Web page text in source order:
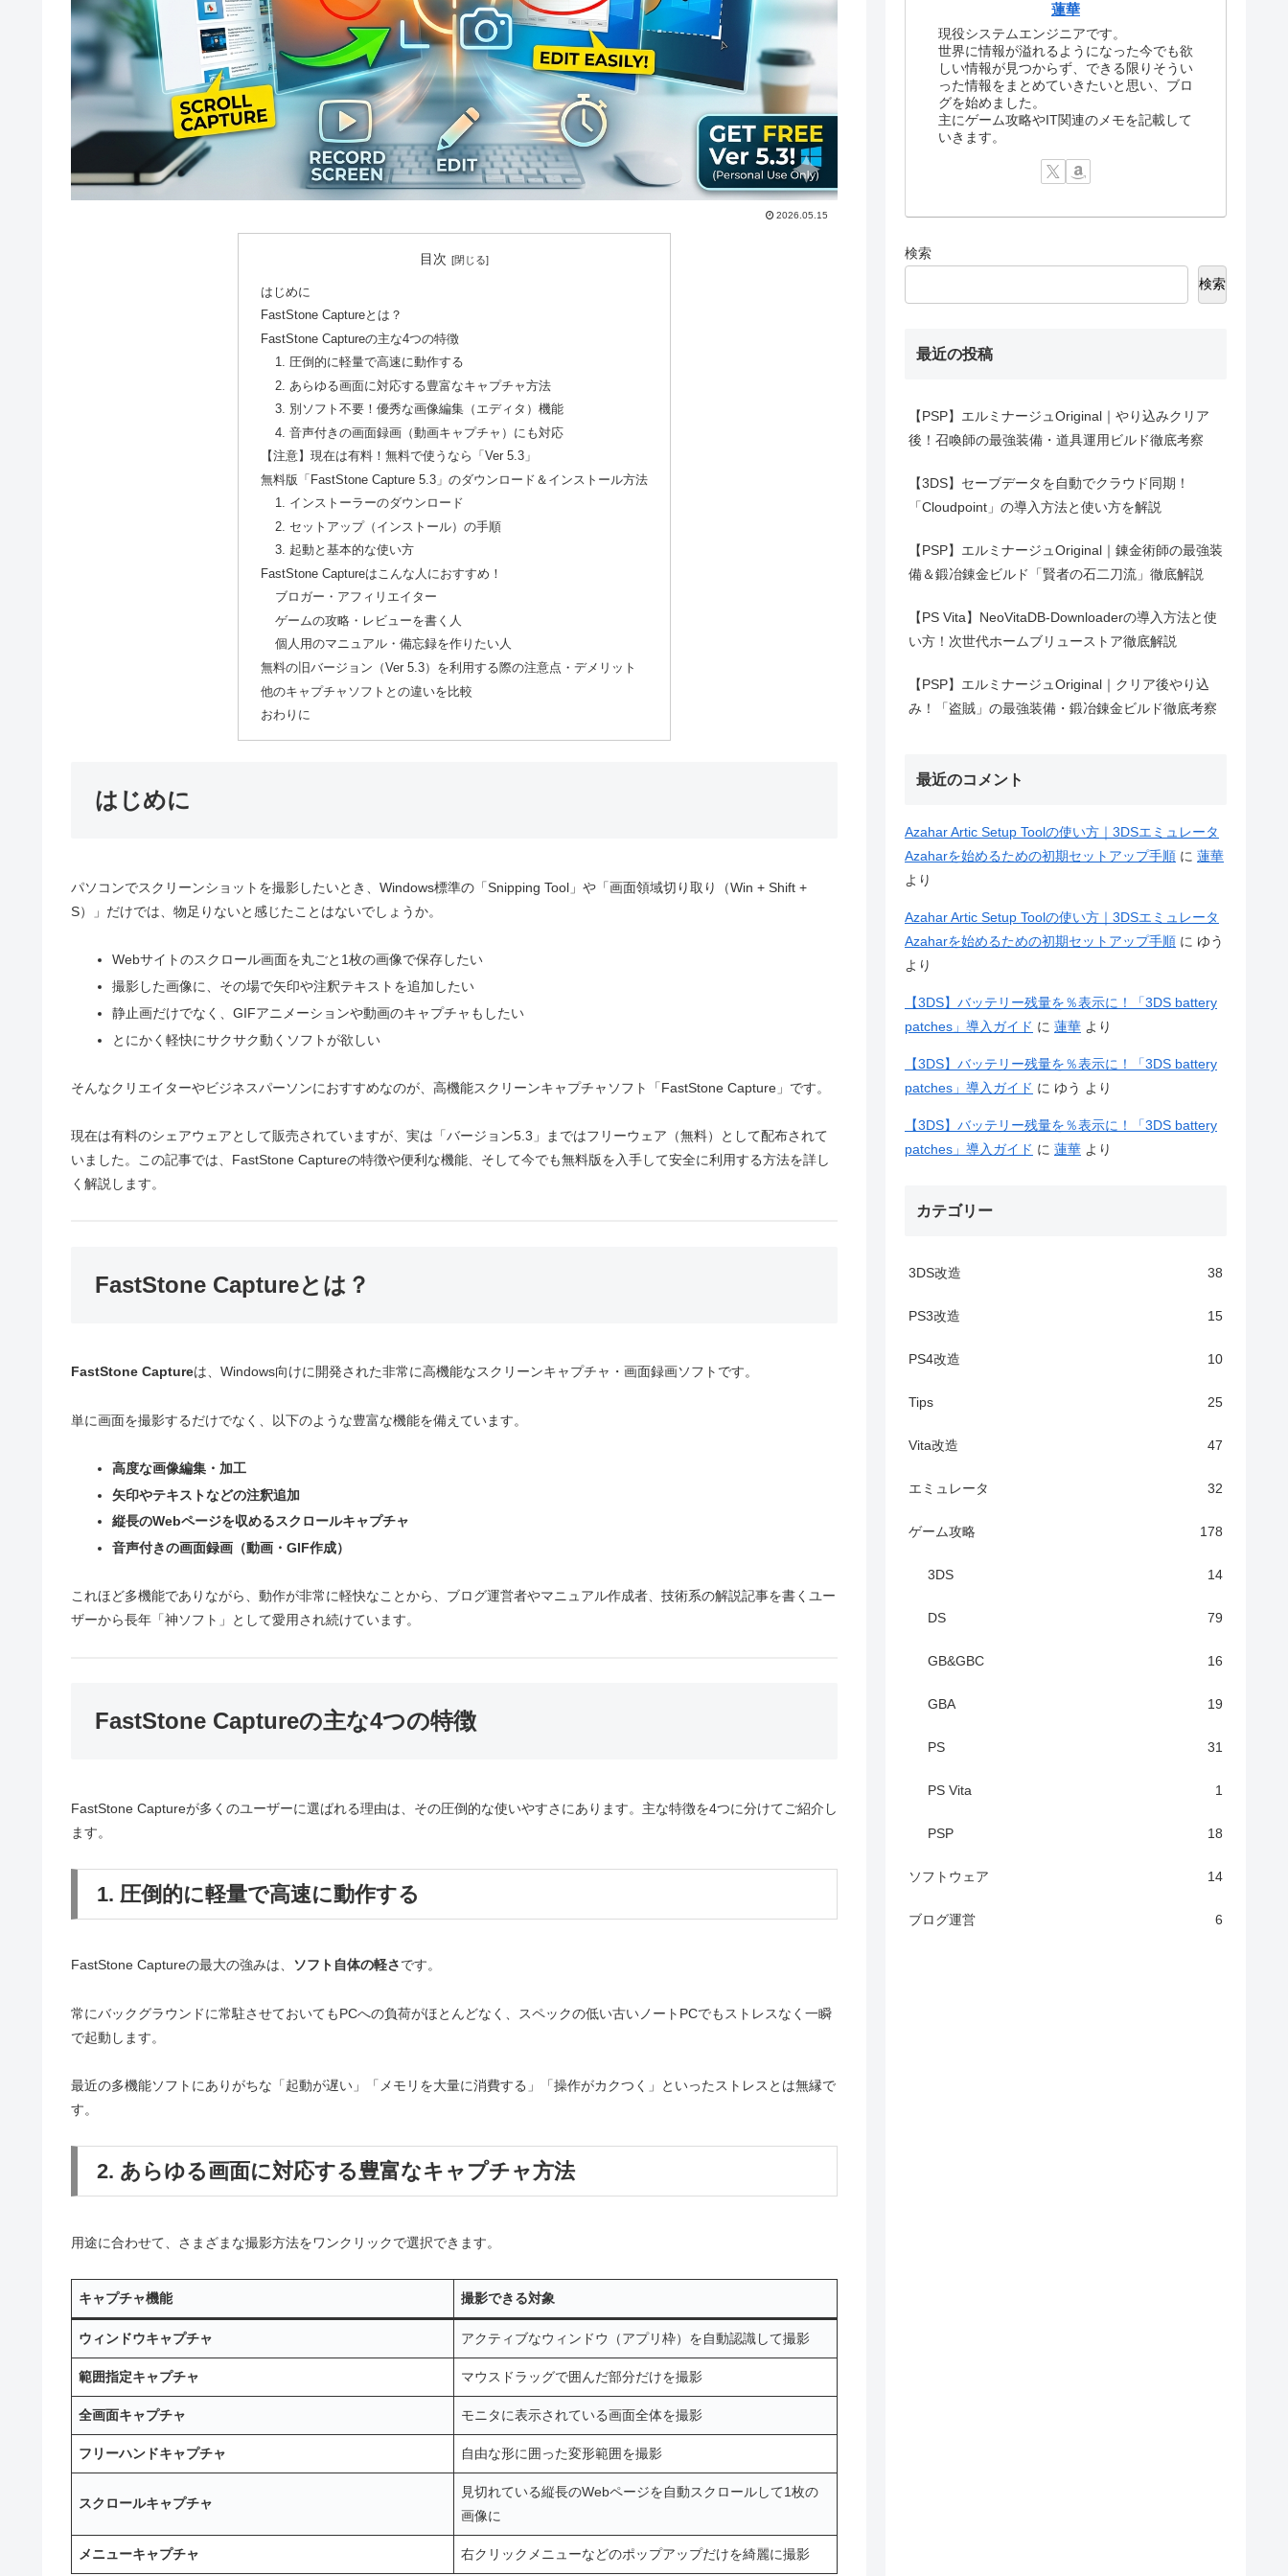
2026.05.15
目次
はじめに
FastStone Captureとは？
FastStone Captureの主な4つの特徴
1. 圧倒的に軽量で高速に動作する
2. あらゆる画面に対応する豊富なキャプチャ方法
3. 別ソフト不要！優秀な画像編集（エディタ）機能
4. 音声付きの画面録画（動画キャプチャ）にも対応
【注意】現在は有料！無料で使うなら「Ver 5.3」
無料版「FastStone Capture 5.3」のダウンロード＆インストール方法
1. インストーラーのダウンロード
2. セットアップ（インストール）の手順
3. 起動と基本的な使い方
FastStone Captureはこんな人におすすめ！
ブロガー・アフィリエイター
ゲームの攻略・レビューを書く人
個人用のマニュアル・備忘録を作りたい人
無料の旧バージョン（Ver 5.3）を利用する際の注意点・デメリット
他のキャプチャソフトとの違いを比較
おわりに
はじめに
パソコンでスクリーンショットを撮影したいとき、Windows標準の「Snipping Tool」や「画面領域切り取り（Win + Shift +
S）」だけでは、物足りないと感じたことはないでしょうか。
Webサイトのスクロール画面を丸ごと1枚の画像で保存したい
撮影した画像に、その場で矢印や注釈テキストを追加したい
静止画だけでなく、GIFアニメーションや動画のキャプチャもしたい
とにかく軽快にサクサク動くソフトが欲しい
そんなクリエイターやビジネスパーソンにおすすめなのが、高機能スクリーンキャプチャソフト「FastStone Capture」です。
現在は有料のシェアウェアとして販売されていますが、実は「バージョン5.3」まではフリーウェア（無料）として配布されて
いました。この記事では、FastStone Captureの特徴や便利な機能、そして今でも無料版を入手して安全に利用する方法を詳し
く解説します。
FastStone Captureとは？
FastStone Captureは、Windows向けに開発された非常に高機能なスクリーンキャプチャ・画面録画ソフトです。
単に画面を撮影するだけでなく、以下のような豊富な機能を備えています。
高度な画像編集・加工
矢印やテキストなどの注釈追加
縦長のWebページを収めるスクロールキャプチャ
音声付きの画面録画（動画・GIF作成）
これほど多機能でありながら、動作が非常に軽快なことから、ブログ運営者やマニュアル作成者、技術系の解説記事を書くユー
ザーから長年「神ソフト」として愛用され続けています。
FastStone Captureの主な4つの特徴
FastStone Captureが多くのユーザーに選ばれる理由は、その圧倒的な使いやすさにあります。主な特徴を4つに分けてご紹介し
ます。
1. 圧倒的に軽量で高速に動作する
FastStone Captureの最大の強みは、 ソフト自体の軽さです。
常にバックグラウンドに常駐させておいてもPCへの負荷がほとんどなく、スペックの低い古いノートPCでもストレスなく一瞬
で起動します。
最近の多機能ソフトにありがちな「起動が遅い」「メモリを大量に消費する」「操作がカクつく」といったストレスとは無縁で
す。
2. あらゆる画面に対応する豊富なキャプチャ方法
用途に合わせて、さまざまな撮影方法をワンクリックで選択できます。
キャプチャ機能 撮影できる対象
ウィンドウキャプチャ アクティブなウィンドウ（アプリ枠）を自動認識して撮影
範囲指定キャプチャ マウスドラッグで囲んだ部分だけを撮影
全画面キャプチャ モニタに表示されている画面全体を撮影
フリーハンドキャプチャ 自由な形に囲った変形範囲を撮影
スクロールキャプチャ
見切れている縦長のWebページを自動スクロールして1枚の
画像に
メニューキャプチャ 右クリックメニューなどのポップアップだけを綺麗に撮影
蓮華
現役システムエンジニアです。
世界に情報が溢れるようになった今でも欲
しい情報が見つからず、できる限りそうい
った情報をまとめていきたいと思い、ブロ
グを始めました。
主にゲーム攻略やIT関連のメモを記載して
いきます。
検索
検索
最近の投稿
【PSP】エルミナージュOriginal｜やり込みクリア
後！召喚師の最強装備・道具運用ビルド徹底考察
【3DS】セーブデータを自動でクラウド同期！
「Cloudpoint」の導入方法と使い方を解説
【PSP】エルミナージュOriginal｜錬金術師の最強装
備＆鍛冶錬金ビルド「賢者の石二刀流」徹底解説
【PS Vita】NeoVitaDB-Downloaderの導入方法と使
い方！次世代ホームブリューストア徹底解説
【PSP】エルミナージュOriginal｜クリア後やり込
み！「盗賊」の最強装備・鍛冶錬金ビルド徹底考察
最近のコメント
Azahar Artic Setup Toolの使い方｜3DSエミュレータ
Azaharを始めるための初期セットアップ手順 に 蓮華
より
Azahar Artic Setup Toolの使い方｜3DSエミュレータ
Azaharを始めるための初期セットアップ手順 に ゆう
より
【3DS】バッテリー残量を％表示に！「3DS battery
patches」導入ガイド に 蓮華 より
【3DS】バッテリー残量を％表示に！「3DS battery
patches」導入ガイド に ゆう より
【3DS】バッテリー残量を％表示に！「3DS battery
patches」導入ガイド に 蓮華 より
カテゴリー
3DS改造 38
PS3改造 15
PS4改造 10
Tips 25
Vita改造 47
エミュレータ 32
ゲーム攻略 178
3DS 14
DS 79
GB&GBC 16
GBA 19
PS 31
PS Vita 1
PSP 18
ソフトウェア 14
ブログ運営 6